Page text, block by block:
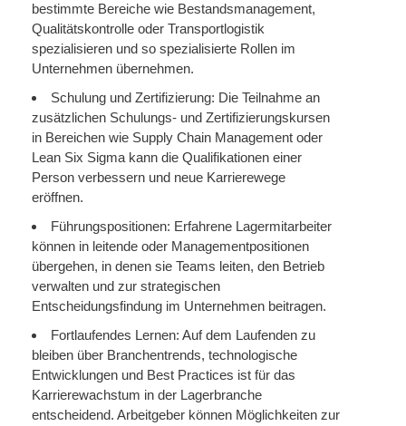
bestimmte Bereiche wie Bestandsmanagement,
Qualitätskontrolle oder Transportlogistik
spezialisieren und so spezialisierte Rollen im
Unternehmen übernehmen.
Schulung und Zertifizierung: Die Teilnahme an
zusätzlichen Schulungs- und Zertifizierungskursen
in Bereichen wie Supply Chain Management oder
Lean Six Sigma kann die Qualifikationen einer
Person verbessern und neue Karrierewege
eröffnen.
Führungspositionen: Erfahrene Lagermitarbeiter
können in leitende oder Managementpositionen
übergehen, in denen sie Teams leiten, den Betrieb
verwalten und zur strategischen
Entscheidungsfindung im Unternehmen beitragen.
Fortlaufendes Lernen: Auf dem Laufenden zu
bleiben über Branchentrends, technologische
Entwicklungen und Best Practices ist für das
Karrierewachstum in der Lagerbranche
entscheidend. Arbeitgeber können Möglichkeiten zur